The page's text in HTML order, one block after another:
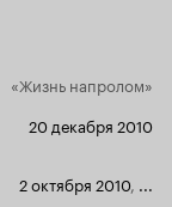
«Жизнь напролом»
20 декабря 2010
2 октября 2010, ...